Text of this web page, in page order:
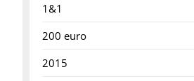
1&1
200 euro
2015